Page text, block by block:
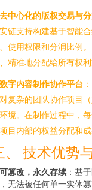
去中心化的版权交易与
链支持构建基于智能
使用权限和分润比例
精准地分配给所有权
数字内容制作协作平台 ：
复杂的团队协作项目
境。在制作过程中，
目内部的权益分配和
、 技术优势
篡改，永久存续 ：基
无法被任何单一实体